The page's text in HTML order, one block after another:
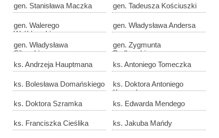
gen. Stanisława Maczka gen. Tadeusza Kościuszki
gen. Walerego
Wróblewskiego
gen. Władysława Andersa
gen. Władysława
Sikorskiego
gen. Zygmunta
Padlewskiego
ks. Andrzeja Hauptmana
ks. Antoniego Tomeczka
ks. Bolesława Domańskiego
ks. Doktora Antoniego
Korczoka
ks. Doktora Szramka
ks. Edwarda Mendego
ks. Franciszka Cieślika ks. Jakuba Mańdy